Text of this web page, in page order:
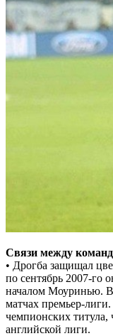
Связи между
• Дрогба защищал
по сентябрь 2007-го
началом Моуринью. В
матчах премьер-лиги.
чемпионских титула,
английской лиги.